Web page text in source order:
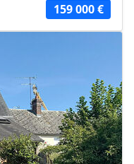
159 000 €